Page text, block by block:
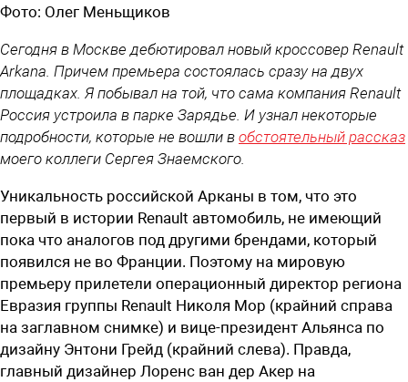
Фото: Олег Меньщиков
Сегодня в Москве дебютировал новый кроссовер Renault
Arkana. Причем премьера состоялась сразу на двух
площадках. Я побывал на той, что сама компания Renault
Россия устроила в парке Зарядье. И узнал некоторые
подробности, которые не вошли в обстоятельный рассказ
моего коллеги Сергея Знаемского.
Уникальность российской Арканы в том, что это
первый в истории Renault автомобиль, не имеющий
пока что аналогов под другими брендами, который
появился не во Франции. Поэтому на мировую
премьеру прилетели операционный директор региона
Евразия группы Renault Николя Мор (крайний справа
на заглавном снимке) и вице-президент Альянса по
дизайну Энтони Грейд (крайний слева). Правда,
главный дизайнер Лоренс ван дер Акер на